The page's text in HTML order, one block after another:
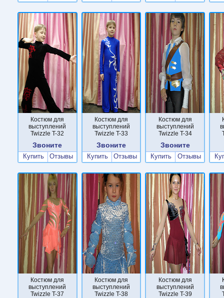
Костюм для
выступлений
Twizzle T-32
Звоните
Купить Отзывы
Костюм для
выступлений
Twizzle T-33
Звоните
Купить Отзывы
Костюм для
выступлений
Twizzle T-34
Звоните
Купить Отзывы
Костюм для
выступлений
Twizzle T-37
Костюм для
выступлений
Twizzle T-38
Костюм для
выступлений
Twizzle T-39